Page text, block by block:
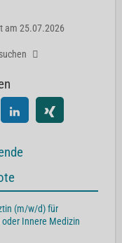
am 25.07.2026
(m/w/d) für
Innere Medizin